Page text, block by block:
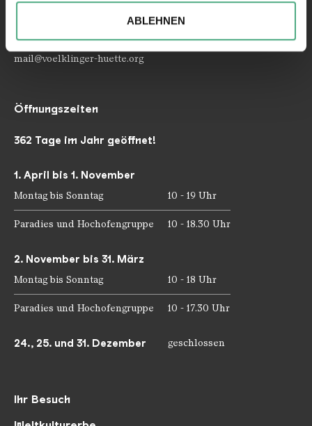
Partner führen diese Informationen möglicherweise mit
weiteren Daten zusammen, die Sie ihnen bereitgestellt
haben oder die sie im Rahmen Ihrer Nutzung der Dienste
ABLEHNEN
Telefon: +49 6898 9100 100
Telefax: +49 6898 9100 111
mail@voelklinger-huette.org
Ihr Besuch
Öffnungszeiten
362 Tage im Jahr geöffnet!
1. April bis 1. November
Montag bis Sonntag 10 - 19 Uhr
Paradies und Hochofengruppe 10 - 18.30 Uhr
2. November bis 31. März
Montag bis Sonntag 10 - 18 Uhr
Paradies und Hochofengruppe 10 - 17.30 Uhr
24., 25. und 31. Dezember geschlossen